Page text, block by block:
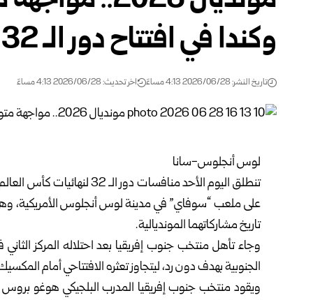
وكندا في افتتاح دور الـ 32
تاريخ النشر: 2026/06/28 4:13 مساءً اخر تحديث: 2026/06/28 4:13 مساءً
لوس أنجلوس-سانا
تنطلق اليوم الأحد منافسات دور الـ 32 لنهائيات
كأس
على ملعب “سوفاي” في مدينة لوس أنجلوس الأمريكية، وهي
تاريخ مشاركاتهما المونديالية.
وجاء تأهل منتخب جنوب إفريقيا بعد احتلاله المركز
الجنوبية بهدف دون رد، ليتجاوز تعثره الافتتاحي أمام